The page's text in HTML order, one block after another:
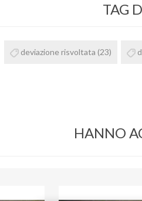
TAG
deviazione risvoltata (23)
HANNO